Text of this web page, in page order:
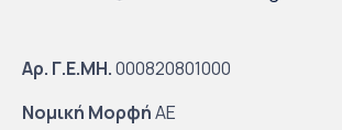
Αρ. Γ.Ε.ΜΗ.000820801000
Νομική ΜορφήΑΕ